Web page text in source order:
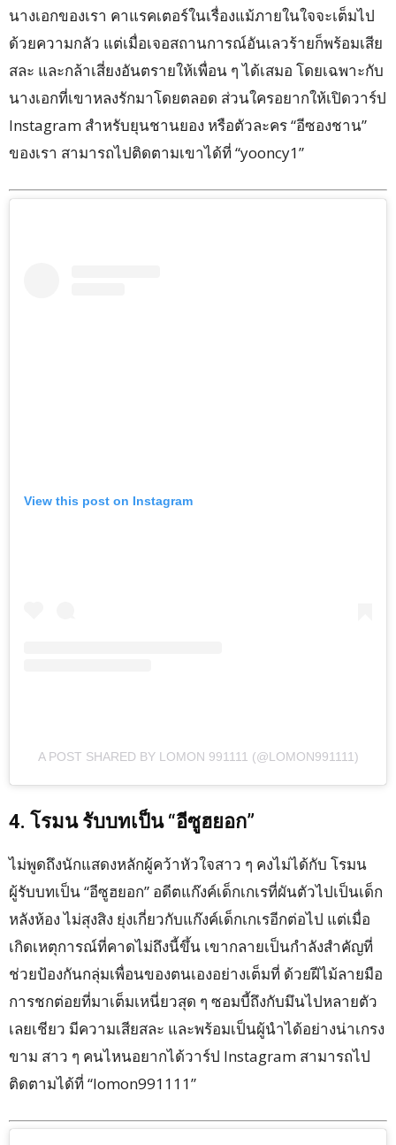
นางเอกของเรา คาแรคเตอร์ในเรื่องแม้ภายในใจจะเต็มไป
ด้วยความกลัว แต่เมื่อเจอสถานการณ์อันเลวร้ายก็พร้อมเสีย
สละ และกล้าเสี่ยงอันตรายให้เพื่อน ๆ ได้เสมอ โดยเฉพาะกับ
นางเอกที่เขาหลงรักมาโดยตลอด ส่วนใครอยากให้เปิดวาร์ป
Instagram สำหรับยุนชานยอง หรือตัวละคร “อีซองชาน”
ของเรา สามารถไปติดตามเขาได้ที่ “yooncy1”
View this post on Instagram
A POST SHARED BY LOMON 991111 (@LOMON991111)
4. โรมน รับบทเป็น “อีซูฮยอก”
ไม่พูดถึงนักแสดงหลักผู้คว้าหัวใจสาว ๆ คงไม่ได้กับ โรมน
ผู้รับบทเป็น “อีซูฮยอก” อดีตแก๊งค์เด็กเกเรที่ผันตัวไปเป็นเด็ก
หลังห้อง ไม่สุงสิง ยุ่งเกี่ยวกับแก๊งค์เด็กเกเรอีกต่อไป แต่เมื่อ
เกิดเหตุการณ์ที่คาดไม่ถึงนี้ขึ้น เขากลายเป็นกำลังสำคัญที่
ช่วยป้องกันกลุ่มเพื่อนของตนเองอย่างเต็มที่ ด้วยฝีไม้ลายมือ
การชกต่อยที่มาเต็มเหนี่ยวสุด ๆ ซอมบี้ถึงกับมึนไปหลายตัว
เลยเชียว มีความเสียสละ และพร้อมเป็นผู้นำได้อย่างน่าเกรง
ขาม สาว ๆ คนไหนอยากได้วาร์ป Instagram สามารถไป
ติดตามได้ที่ “lomon991111”